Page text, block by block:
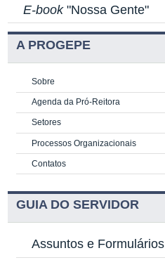
E-book"Nossa Gente"
A PROGEPE
Sobre
Agenda da Pró-Reitora
Setores
Processos Organizacionais
Contatos
GUIA DO SERVIDOR
Assuntos e Formulários